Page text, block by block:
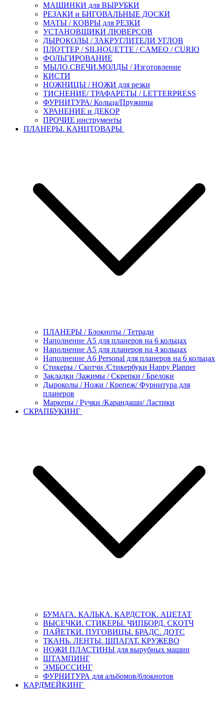
МАШИНКИ для ВЫРУБКИ
РЕЗАКИ и БИГОВАЛЬНЫЕ ДОСКИ
МАТЫ / КОВРЫ для РЕЗКИ
УСТАНОВЩИКИ ЛЮВЕРСОВ
ДЫРОКОЛЫ / ЗАКРУГЛИТЕЛИ УГЛОВ
ПЛОТТЕР / SILHOUETTE / CAMEO / CURIO
ФОЛЬГИРОВАНИЕ
МЫЛО.СВЕЧИ.МОЛДЫ / Изготовление
КИСТИ
НОЖНИЦЫ / НОЖИ для резки
ТИСНЕНИЕ/ ТРАФАРЕТЫ / LETTERPRESS
ФУРНИТУРА/ Кольца/Пружины
ХРАНЕНИЕ и ДЕКОР
ПРОЧИЕ инструменты
ПЛАНЕРЫ. КАНЦТОВАРЫ
ПЛАНЕРЫ / Блокноты / Тетради
Наполнение А5 для планеров на 6 кольцах
Наполнение А5 для планеров на 4 кольцах
Наполнение А6 Personal для планеров на 6 кольцах
Стикеры / Скотчи /Стикербуки Happy Planner
Закладки /Зажимы / Скрепки / Брелоки
Дыроколы / Ножи / Крепеж/ Фурнитура для
планеров
Маркеры / Ручки /Карандаши/ Ластики
СКРАПБУКИНГ
БУМАГА. КАЛЬКА. КАРДСТОК. АЦЕТАТ
ВЫСЕЧКИ. СТИКЕРЫ. ЧИПБОРД. СКОТЧ
ПАЙЕТКИ. ПУГОВИЦЫ. БРАДС. ДОТС
ТКАНЬ. ЛЕНТЫ. ШПАГАТ. КРУЖЕВО
НОЖИ ПЛАСТИНЫ для вырубных машин
ШТАМПИНГ
ЭМБОССИНГ
ФУРНИТУРА для альбомов/блокнотов
КАРДМЕЙКИНГ